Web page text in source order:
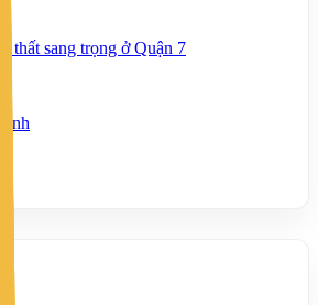
thất sang trọng ở Quận 7